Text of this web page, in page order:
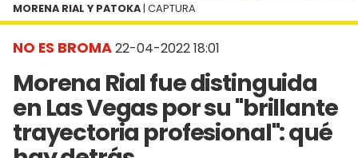
NO ES BROMA22-04-2022 18:01
Morena Rial fue distinguida
en Las Vegas por su "brillante
trayectoria profesional": qué
MORENA RIAL Y PATOKA | CAPTURA